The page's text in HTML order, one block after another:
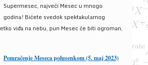
Supermesec, najveći Mesec u mnogo
godina! Bićete svedok spektakularnog
viđa na nebu, pun Mesec će biti ogroman,
Pomračenje Meseca polusenkom (5. maj 2023)